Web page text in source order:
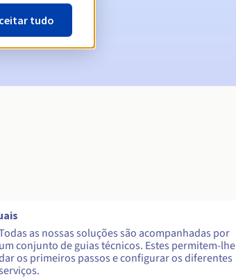
as nossas soluções são acompanhadas por
um conjunto de guias técnicos. Estes permitem-lhe
os primeiros passos e configurar os diferentes
tudo